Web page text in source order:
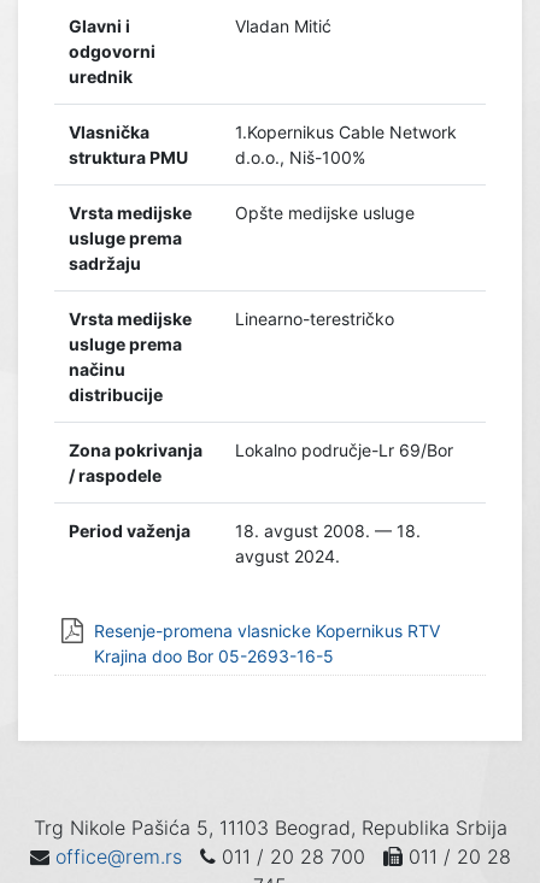
Glavni i
odgovorni
urednik
Vladan Mitić
Vlasnička
struktura PMU
1.Kopernikus Cable Network
d.o.o., Niš-100%
Vrsta medijske
usluge prema
sadržaju
Opšte medijske usluge
Vrsta medijske
usluge prema
načinu
distribucije
Linearno-terestričko
Zona pokrivanja
/ raspodele
Lokalno područje-Lr 69/Bor
Period važenja
18. avgust 2008. — 18.
avgust 2024.
Resenje-promena vlasnicke Kopernikus RTV
Krajina doo Bor 05-2693-16-5
Trg Nikole Pašića 5, 11103 Beograd, Republika Srbija
office@rem.rs
011 / 20 28 700
011 / 20 28